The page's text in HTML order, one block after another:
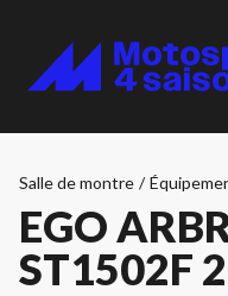
Salle de montre /
EGO
ST1502F